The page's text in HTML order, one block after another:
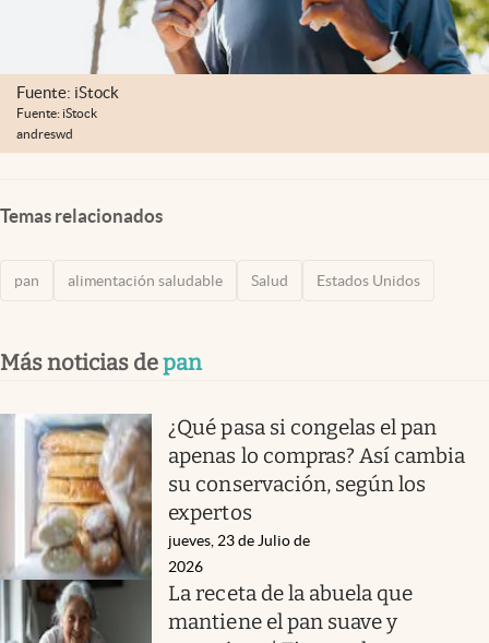
Fuente: iStock
Fuente: iStock
andreswd
Temas relacionados
pan alimentación saludable Salud Estados Unidos
Más noticias depan
¿Qué pasa si congelas el pan
apenas lo compras? Así cambia
su conservación, según los
expertos
jueves, 23 de Julio de
2026
La receta de la abuela que
mantiene el pan suave y